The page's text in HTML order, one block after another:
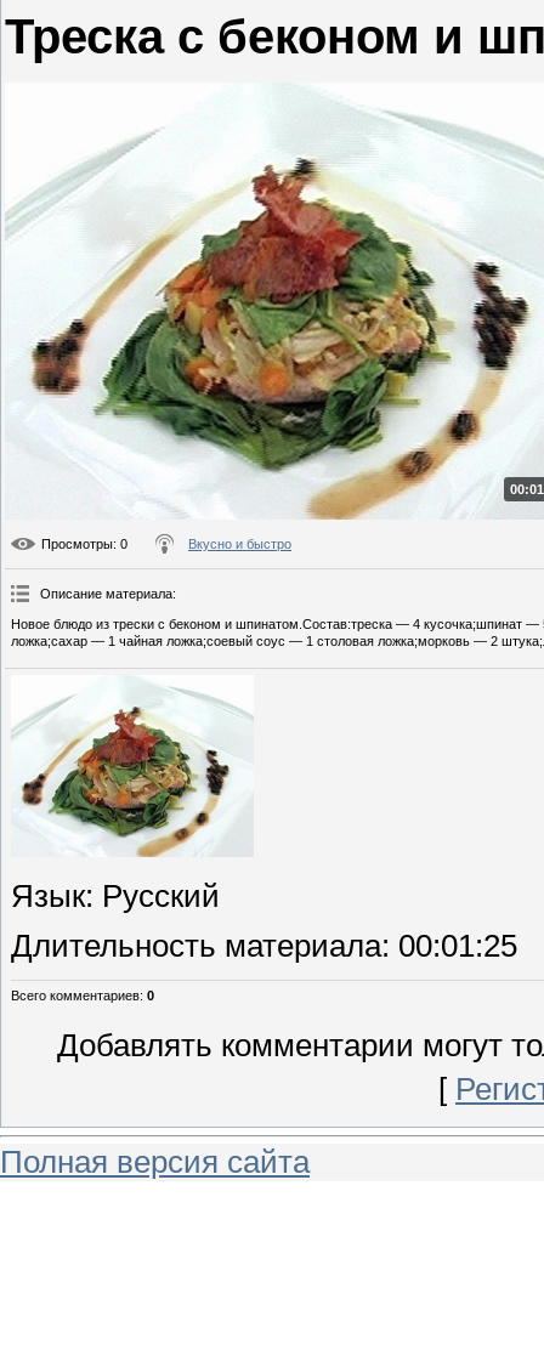
Треска с беконом и
Просмотры: 0 Вкусно и быстро
Описание материала:
Новое блюдо из трески с беконом и шпинатом.Состав:треска — 4 кусочка;шпинат
ложка;сахар — 1 чайная ложка;соевый соус — 1 столовая ложка;морковь — 2
Язык: Русский
Длительность материала: 00:01:25
Всего комментариев: 0
Добавлять комментарии могут
[
Полная версия сайта